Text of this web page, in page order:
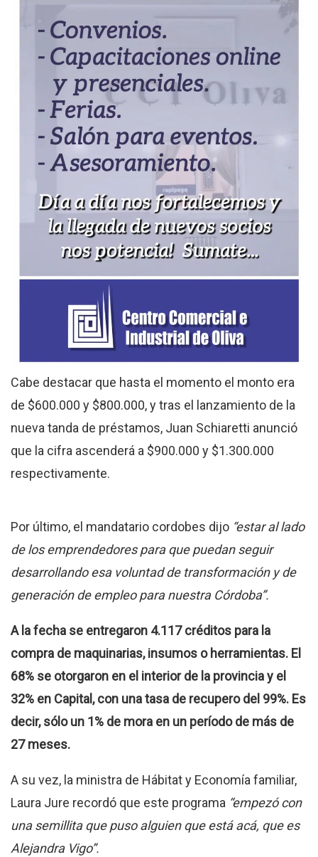
Cabe destacar que hasta el momento el monto era
de $600.000 y $800.000, y tras el lanzamiento de la
nueva tanda de préstamos, Juan Schiaretti anunció
que la cifra ascenderá a $900.000 y $1.300.000
respectivamente.
Por último, el mandatario cordobes dijo “estar al lado
de los emprendedores para que puedan seguir
desarrollando esa voluntad de transformación y de
generación de empleo para nuestra Córdoba”.
A la fecha se entregaron 4.117 créditos para la
compra de maquinarias, insumos o herramientas. El
68% se otorgaron en el interior de la provincia y el
32% en Capital, con una tasa de recupero del 99%. Es
decir, sólo un 1% de mora en un período de más de
27 meses.
A su vez, la ministra de Hábitat y Economía familiar,
Laura Jure recordó que este programa “empezó con
una semillita que puso alguien que está acá, que es
Alejandra Vigo”.